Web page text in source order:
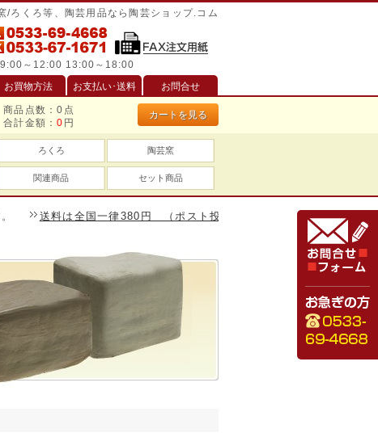
/ろくろ等、陶芸用品なら陶芸ショップ.コム
～12:00 13:00～18:00
お買物方法 お支払い･送料 お問合せ
商品点数：0 点
合計金額：0 円
カートを見る
ろくろ 陶芸窯
関連商品 セット商品
料は全国一律380円 （ポスト投函は240円）、一万円以上のお買い物